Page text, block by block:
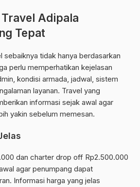
Adipala
Tepat
sebaiknya tidak hanya berdasarkan
perlu memperhatikan kejelasan
kondisi armada, jadwal, sistem
layanan. Travel yang
informasi sejak awal agar
yakin sebelum memesan.
dan charter drop off Rp2.500.000
agar penumpang dapat
Informasi harga yang jelas